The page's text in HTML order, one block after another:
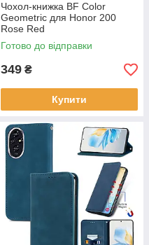
Чохол-книжка BF Color
Geometric для Honor 200
Rose Red
Готово до відправки
349 ₴
Купити